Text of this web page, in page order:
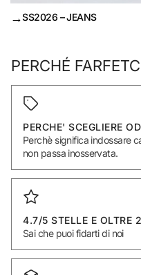
→SS2026 – JEANS
PERCHÉ
PERCHE' SCEGLIERE
Perchè significa indossare
non passa inosservata.
4.7/5 STELLE E OLTRE
Sai che puoi fidarti di noi